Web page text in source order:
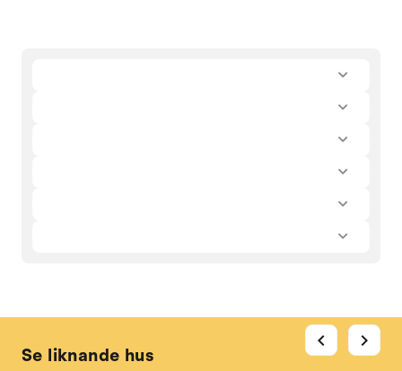
Se liknande hus
chevron_left chevron_right